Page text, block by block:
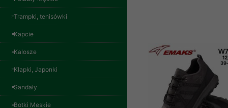
Trampki, tenisówki
Kapcie
Kalosze
Klapki, Japonki
Sandały
Botki Meskie
57.00 zł
szczegóły
GROUP Sp. z o.o.
Wyrażenie zgody jest
wpływa na zgodność
Dodatkowe